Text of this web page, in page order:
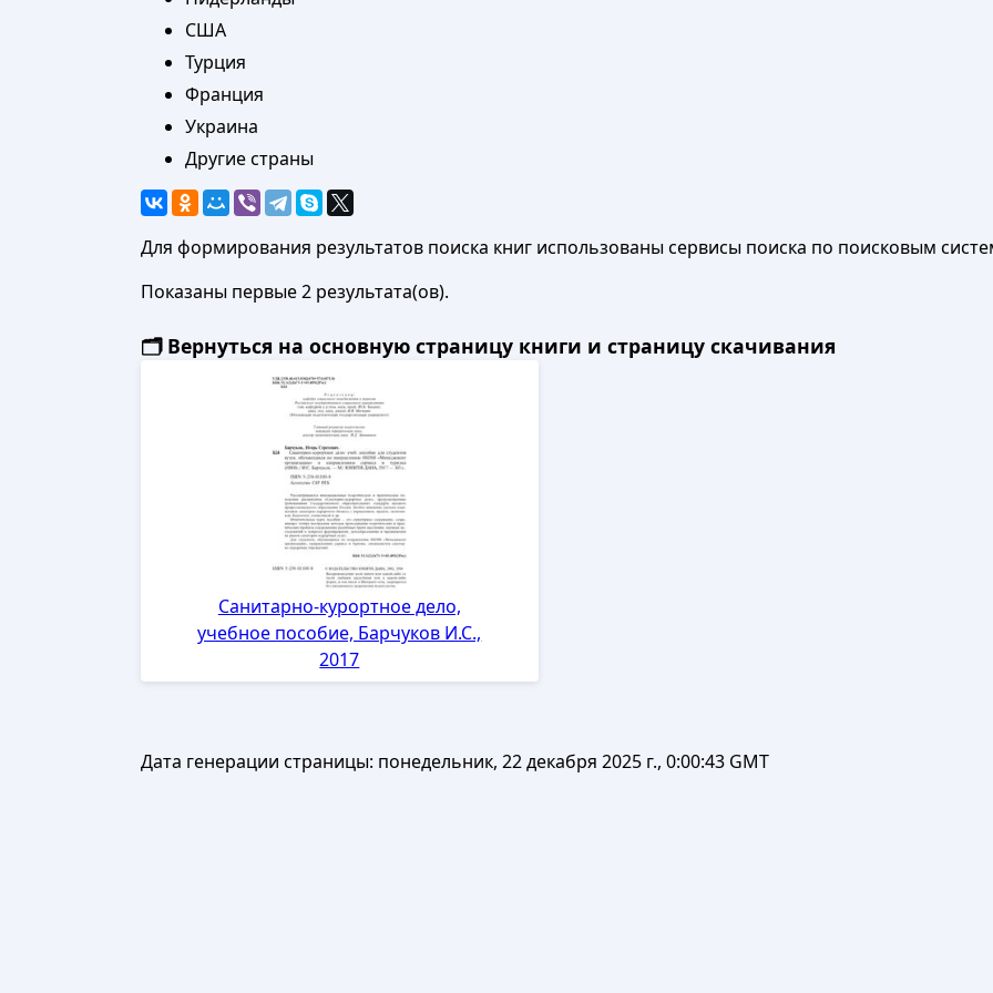
США
Турция
Франция
Украина
Другие страны
Для формирования результатов поиска книг использованы сервисы поиска по поисковым
Показаны первые 2 результата(ов).
🗂️ Вернуться на основную страницу книги и страницу скачивания
Санитарно-курортное дело,
учебное пособие, Барчуков И.С.,
2017
Дата генерации страницы: понедельник, 22 декабря 2025 г., 0:00:43 GMT